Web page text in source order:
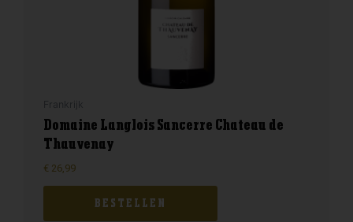
Domaine Langlois Sancerre Chateau de
Thauvenay
€ 26,99
BESTELLEN